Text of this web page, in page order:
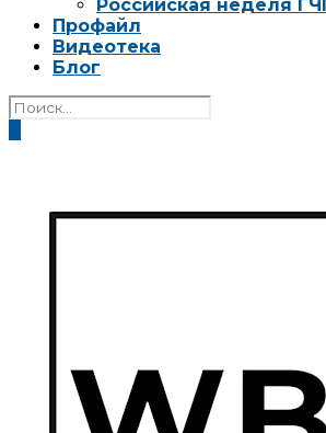
Российская неделя
Профайл
Видеотека
Блог